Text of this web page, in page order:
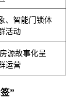
、智能门锁体
活动
源故事化呈
运营
”